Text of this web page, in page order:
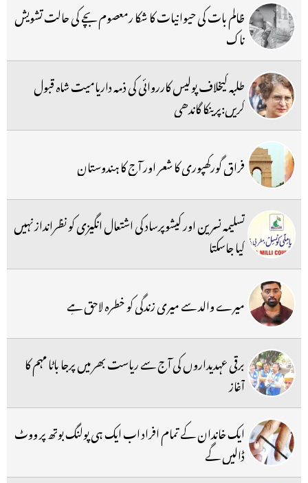
ظالم بات کی حیوانیات کا شکا رمعصوم بچے کی حالت تشویش
ناک
طلبہ کیخلاف پولیس کارروائی کی ذمہ داریامیت شاہ قبول
کریں:پرینکا گاندھی
فراق گورکھپوری کا شعر اور آج کا ہندوستان
تسلیمہ نسرین اور کیشوپرساد کی اشتعال انگیزی کو نظرانداز نہیں
کیا جاسکتا
میرے والد سے میری زندگی کو خطرہ لاحق ہے
برقی عہدیداروں کی آج سے ریاست بھر میں پرجا باٹا مہم کا
آغاز
ایک خاندان کے تمام افراد اب ایک ہی پولنگ بوتھ پر ووٹ
ڈالیں گے